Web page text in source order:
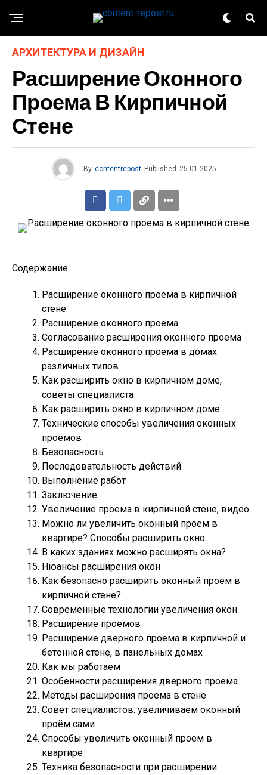
АРХИТЕКТУРА И ДИЗАЙН
Расширение Оконного
Проема В Кирпичной
Стене
By contentrepost Published 25.01.2025
Содержание
Расширение оконного проема в кирпичной
стене
Расширение оконного проема
Согласование расширения оконного проема
Расширение оконного проема в домах
различных типов
Как расширить окно в кирпичном доме,
советы специалиста
Как расширить окно в кирпичном доме
Технические способы увеличения оконных
проёмов
Безопасность
Последовательность действий
Выполнение работ
Заключение
Увеличение проема в кирпичной стене, видео
Можно ли увеличить оконный проем в
квартире? Способы расширить окно
В каких зданиях можно расширять окна?
Нюансы расширения окон
Как безопасно расширить оконный проем в
кирпичной стене?
Современные технологии увеличения окон
Расширение проемов
Расширение дверного проема в кирпичной и
бетонной стене, в панельных домах
Как мы работаем
Особенности расширения дверного проема
Методы расширения проема в стене
Совет специалистов: увеличиваем оконный
проём сами
Способы увеличить оконный проем в
квартире
Техника безопасности при расширении